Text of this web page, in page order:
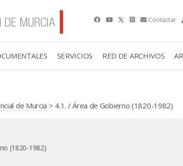
Contactar
SERVICIOS RED DE ARCHIVOS
de Murcia > 4.1. / Área de Gobierno (1820-1982)
(1820-1982)